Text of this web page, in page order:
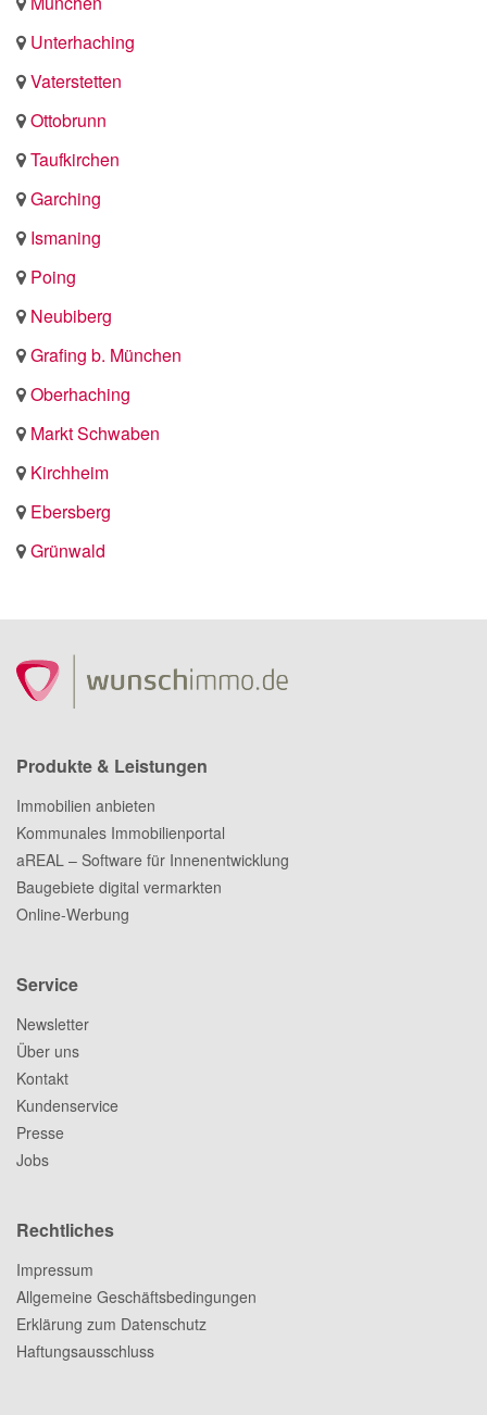
Unterhaching
Vaterstetten
Ottobrunn
Taufkirchen
Garching
Ismaning
Poing
Neubiberg
Grafing b. München
Oberhaching
Markt Schwaben
Kirchheim
Ebersberg
Grünwald
Produkte & Leistungen
Immobilien anbieten
Kommunales Immobilienportal
aREAL – Software für Innenentwicklung
Baugebiete digital vermarkten
Online-Werbung
Service
Newsletter
Über uns
Kontakt
Kundenservice
Presse
Jobs
Rechtliches
Impressum
Allgemeine Geschäftsbedingungen
Erklärung zum Datenschutz
Haftungsausschluss